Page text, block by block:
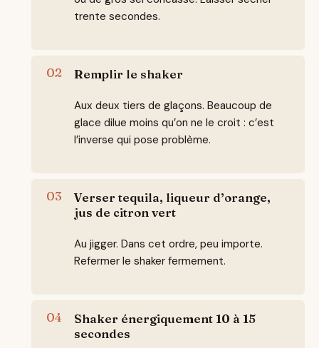
trente secondes.
Remplir le shaker
Aux deux tiers de glaçons. Beaucoup de
glace dilue moins qu’on ne le croit : c’est
l’inverse qui pose problème.
Verser tequila, liqueur d’orange,
jus de citron vert
Au jigger. Dans cet ordre, peu importe.
Refermer le shaker fermement.
Shaker énergiquement 10 à 15
secondes